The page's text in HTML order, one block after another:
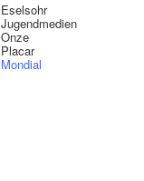
Eselsohr
Jugendmedien
Onze
Placar
Mondial